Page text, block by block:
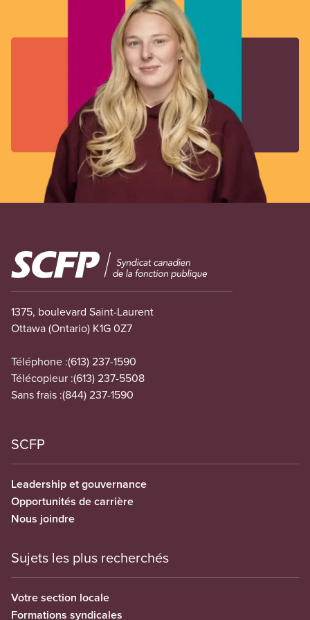
Image
1375, boulevard Saint-Laurent
Ottawa (Ontario) K1G 0Z7
Téléphone :(613) 237-1590
Télécopieur :(613) 237-5508
Sans frais :(844) 237-1590
SCFP
Leadership et gouvernance
Opportunités de carrière
Nous joindre
Sujets les plus recherchés
Votre section locale
Formations syndicales